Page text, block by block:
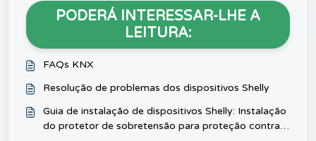
PODERÁ INTERESSAR-LHE A
LEITURA:
FAQs KNX
Resolução de problemas dos dispositivos Shelly
Guia de instalação de dispositivos Shelly: Instalação
do protetor de sobretensão para proteção contra